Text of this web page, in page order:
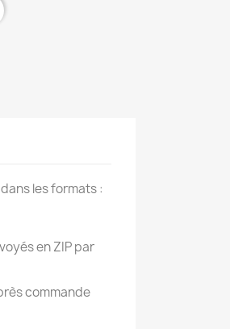
les formats :
en ZIP par
commande